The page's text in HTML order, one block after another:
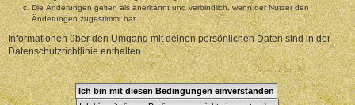
Die Änderungen gelten als anerkannt und verbindlich, wenn der Nutzer den
Änderungen zugestimmt hat.
Informationen über den Umgang mit deinen persönlichen Daten sind in der
Datenschutzrichtlinie enthalten.